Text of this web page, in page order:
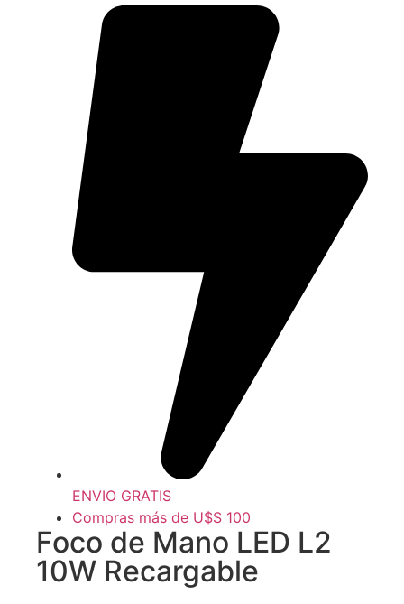
ENVIO GRATIS
Compras más de U$S 100
Foco de Mano LED L2
10W Recargable